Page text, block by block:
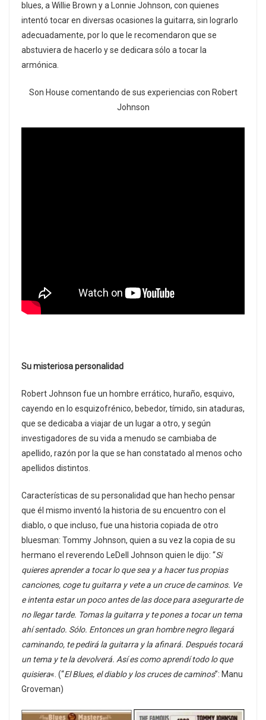
blues, a Willie Brown y a Lonnie Johnson, con quienes
intentó tocar en diversas ocasiones la guitarra, sin lograrlo
adecuadamente, por lo que le recomendaron que se
abstuviera de hacerlo y se dedicara sólo a tocar la
armónica.
Son House comentando de sus experiencias con Robert
Johnson
Su misteriosa personalidad
Robert Johnson fue un hombre errático, huraño, esquivo,
cayendo en lo esquizofrénico, bebedor, tímido, sin ataduras,
que se dedicaba a viajar de un lugar a otro, y según
investigadores de su vida a menudo se cambiaba de
apellido, razón por la que se han constatado al menos ocho
apellidos distintos.
Características de su personalidad que han hecho pensar
que él mismo inventó la historia de su encuentro con el
diablo, o que incluso, fue una historia copiada de otro
bluesman: Tommy Johnson, quien a su vez la copia de su
hermano el reverendo LeDell Johnson quien le dijo: “Si
quieres aprender a tocar lo que sea y a hacer tus propias
canciones, coge tu guitarra y vete a un cruce de caminos. Ve
e intenta estar un poco antes de las doce para asegurarte de
no llegar tarde. Tomas la guitarra y te pones a tocar un tema
ahí sentado. Sólo. Entonces un gran hombre negro llegará
caminando, te pedirá la guitarra y la afinará. Después tocará
un tema y te la devolverá. Así es como aprendí todo lo que
quisiera«. (“El Blues, el diablo y los cruces de caminos”: Manu
Groveman)